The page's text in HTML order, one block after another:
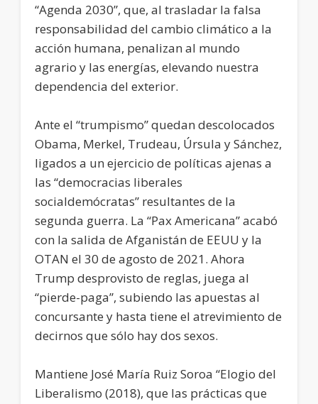
“Agenda 2030”, que, al trasladar la falsa
responsabilidad del cambio climático a la
acción humana, penalizan al mundo
agrario y las energías, elevando nuestra
dependencia del exterior.
Ante el “trumpismo” quedan descolocados
Obama, Merkel, Trudeau, Úrsula y Sánchez,
ligados a un ejercicio de políticas ajenas a
las “democracias liberales
socialdemócratas” resultantes de la
segunda guerra. La “Pax Americana” acabó
con la salida de Afganistán de EEUU y la
OTAN el 30 de agosto de 2021. Ahora
Trump desprovisto de reglas, juega al
“pierde-paga”, subiendo las apuestas al
concursante y hasta tiene el atrevimiento de
decirnos que sólo hay dos sexos.
Mantiene José María Ruiz Soroa “Elogio del
Liberalismo (2018), que las prácticas que